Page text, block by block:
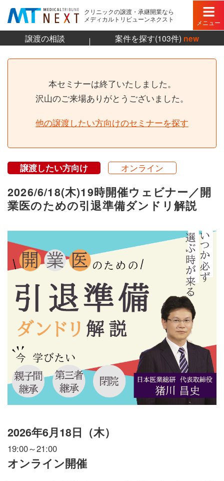
クリニックの譲渡・承継開業なら
メディカルトリビューンネクスト
メニュー
譲渡の相談 案件を探す(103件) new
本セミナーは終了いたしました。
沢山のご来場ありがとうございました。
他の譲渡したい方向けのセミナーを探す
譲渡したい方向け オンライン
2026/6/18(木)19時開催ウェビナー／開
業医のための引退準備ダンドリ解説
2026年6月18日（木）
19:00～21:00
オンライン開催